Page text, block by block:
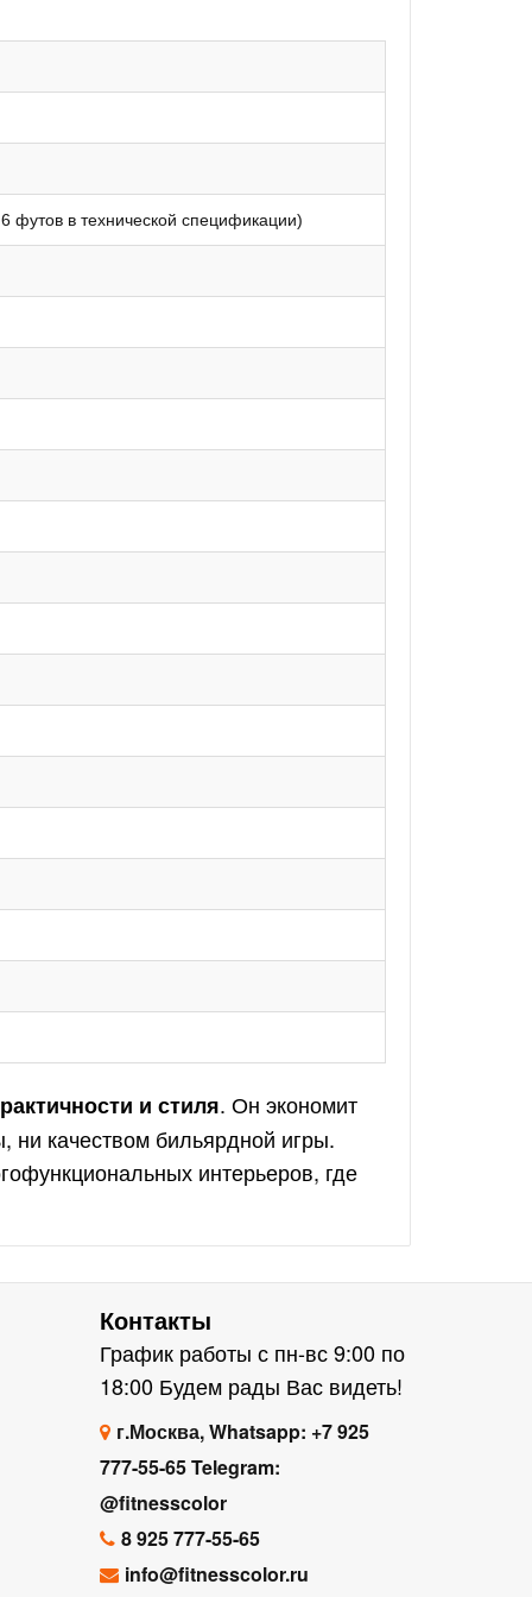
футов в технической спецификации)
и стиля. Он экономит
ни качеством бильярдной игры.
интерьеров, где
Контакты
График работы с пн-вс 9:00 по
18:00 Будем рады Вас видеть!
г.Москва, Whatsapp: +7 925
777-55-65 Telegram:
@fitnesscolor
8 925 777-55-65
info@fitnesscolor.ru